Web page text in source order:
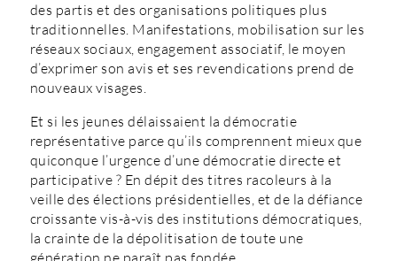
des partis et des organisations politiques plus
traditionnelles. Manifestations, mobilisation sur les
réseaux sociaux, engagement associatif, le moyen
d’exprimer son avis et ses revendications prend de
nouveaux visages.
Et si les jeunes délaissaient la démocratie
représentative parce qu’ils comprennent mieux que
quiconque l’urgence d’une démocratie directe et
participative ? En dépit des titres racoleurs à la
veille des élections présidentielles, et de la défiance
croissante vis-à-vis des institutions démocratiques,
la crainte de la dépolitisation de toute une
génération ne paraît pas fondée.